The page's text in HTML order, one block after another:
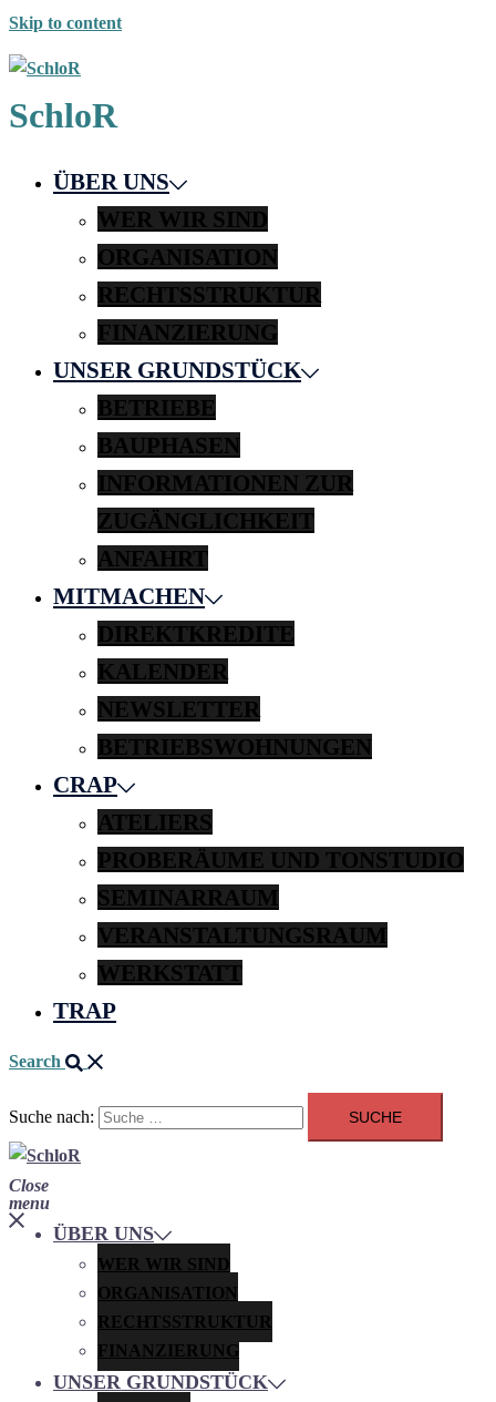
Skip to content
SchloR
ÜBER UNS
WER WIR SIND
ORGANISATION
RECHTSSTRUKTUR
FINANZIERUNG
UNSER GRUNDSTÜCK
BETRIEBE
BAUPHASEN
INFORMATIONEN ZUR
ZUGÄNGLICHKEIT
ANFAHRT
MITMACHEN
DIREKTKREDITE
KALENDER
NEWSLETTER
BETRIEBSWOHNUNGEN
CRAP
ATELIERS
PROBERÄUME UND TONSTUDIO
SEMINARRAUM
VERANSTALTUNGSRAUM
WERKSTATT
TRAP
Search
Suche nach:
Close
menu
ÜBER UNS
WER WIR SIND
ORGANISATION
RECHTSSTRUKTUR
FINANZIERUNG
UNSER GRUNDSTÜCK